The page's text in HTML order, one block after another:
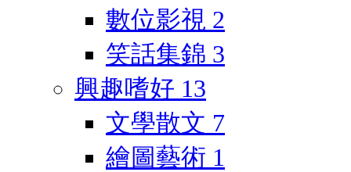
數位影視 2
笑話集錦 3
興趣嗜好 13
文學散文 7
繪圖藝術 1